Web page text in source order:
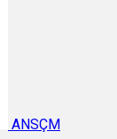
ANSÇM